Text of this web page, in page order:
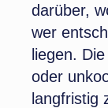
darüber,
wer
liegen.
oder
langfristig